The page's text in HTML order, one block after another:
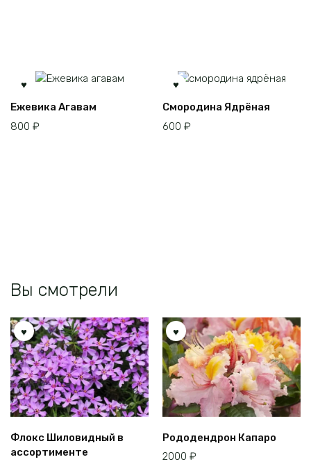
Ежевика Агавам
800 ₽
Смородина Ядрёная
600 ₽
Вы смотрели
Флокс Шиловидный в
ассортименте
Рододендрон Капаро
2000 ₽